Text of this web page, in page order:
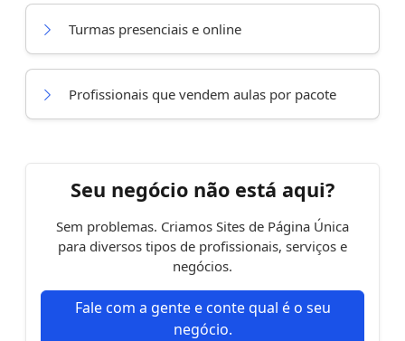
Turmas presenciais e online
Profissionais que vendem aulas por pacote
Seu negócio não está aqui?
Sem problemas. Criamos Sites de Página Única
para diversos tipos de profissionais, serviços e
negócios.
Fale com a gente e conte qual é o seu
negócio.